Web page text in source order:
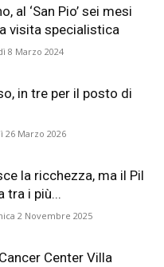
al ‘San Pio’ sei mesi
visita specialistica
8 Marzo 2024
in tre per il posto di
26 Marzo 2026
la ricchezza, ma il Pil
tra i più...
2 Novembre 2025
Center Villa